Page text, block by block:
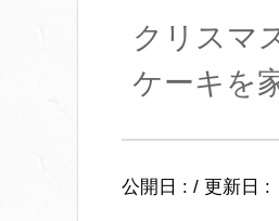
クリスマ
ケーキを
公開日 : / 更新日 :